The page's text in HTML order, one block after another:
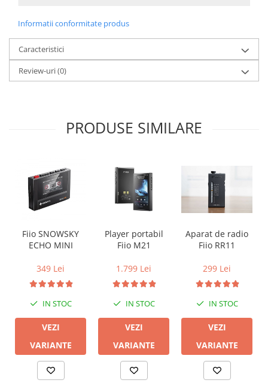
Informatii conformitate produs
Caracteristici
Review-uri(0)
PRODUSE SIMILARE
Fiio SNOWSKY
ECHO MINI
349 Lei
IN STOC
VEZI
VARIANTE
Player portabil
Fiio M21
1.799 Lei
IN STOC
VEZI
VARIANTE
Aparat de radio
Fiio RR11
299 Lei
IN STOC
VEZI
VARIANTE